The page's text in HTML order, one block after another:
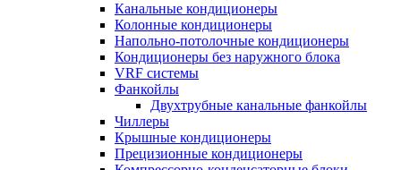
Канальные кондиционеры
Колонные кондиционеры
Напольно-потолочные кондиционеры
Кондиционеры без наружного блока
VRF системы
Фанкойлы
Двухтрубные канальные фанкойлы
Чиллеры
Крышные кондиционеры
Прецизионные кондиционеры